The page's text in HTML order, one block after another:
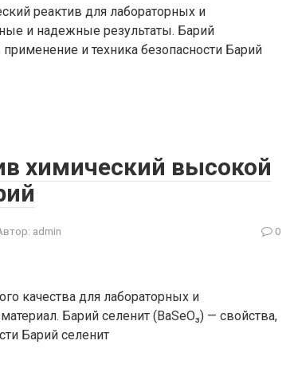
реактив для лабораторных и
и надежные результаты. Барий
и техника безопасности Барий
химический высокой
admin 0
качества для лабораторных и
Барий селенит (BaSeO₃) — свойства,
Барий селенит